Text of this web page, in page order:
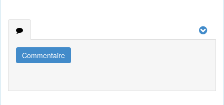
Commentaire